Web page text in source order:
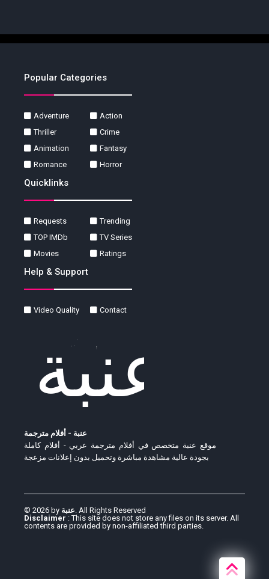
Popular Categories
Adventure
Action
Thriller
Crime
Animation
Fantasy
Romance
Horror
Quicklinks
Requests
Trending
TOP IMDb
TV Series
Movies
Ratings
Help & Support
Video Quality Contact
عنبة - أفلام مترجمة
موقع عنبة متخصص في أفلام مترجمة عربي - أفلام كاملة
بجودة عالية مشاهدة مباشرة وتحميل بدون إعلانات مزعجة
© 2026 by عنبة. All Rights Reserved
Disclaimer : This site does not store any files on its server. All
contents are provided by non-affiliated third parties.